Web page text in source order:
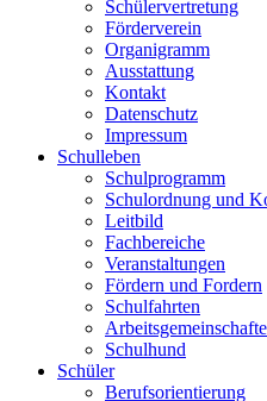
Schülervertretung
Förderverein
Organigramm
Ausstattung
Kontakt
Datenschutz
Impressum
Schulleben
Schulprogramm
Schulordnung und
Leitbild
Fachbereiche
Veranstaltungen
Fördern und Fordern
Schulfahrten
Schulhund
Schüler
Berufsorientierung